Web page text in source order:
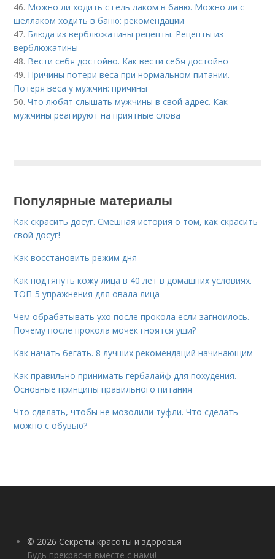
46. Можно ли ходить с гель лаком в баню. Можно ли с
шеллаком ходить в баню: рекомендации
47. Блюда из верблюжатины рецепты. Рецепты из
верблюжатины
48. Вести себя достойно. Как вести себя достойно
49. Причины потери веса при нормальном питании.
Потеря веса у мужчин: причины
50.Что любят слышать мужчины в свой адрес. Как
мужчины реагируют на приятные слова
Популярные материалы
Как скрасить досуг. Смешная история о том, как скрасить
свой досуг!
Как восстановить режим дня
Как подтянуть кожу лица в 40 лет в домашних условиях.
ТОП-5 упражнения для овала лица
Чем обрабатывать ухо после прокола если загноилось.
Почему после прокола мочек гноятся уши?
Как начать бегать. 8 лучших рекомендаций начинающим
Как правильно принимать гербалайф для похудения.
Основные принципы правильного питания
Что сделать, чтобы не мозолили туфли. Что сделать
можно с обувью?
© 2026 Секреты красоты и здоровья
Будь прекрасна вместе с нами!